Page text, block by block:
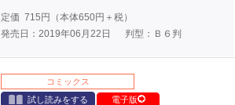
定価 715 円（本体650円＋税）
発売日：2019年06月22日
判型：Ｂ６判
コミックス
試し読みをする
電子版